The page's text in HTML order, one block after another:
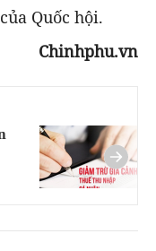
Quốc hội.
Chinhphu.vn